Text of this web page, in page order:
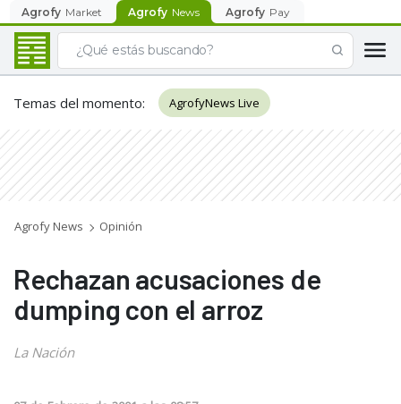
Agrofy Market Agrofy News Agrofy Pay
Temas del momento: AgrofyNews Live
Agrofy News Opinión
Rechazan acusaciones de
dumping con el arroz
La Nación